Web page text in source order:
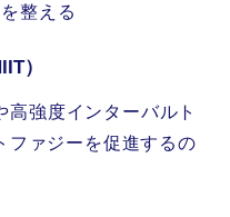
整える
）
強度インターバルト
ファジーを促進するの